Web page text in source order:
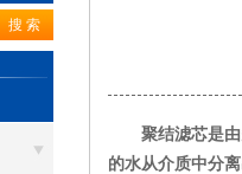
聚结滤芯是
的水从介质中分